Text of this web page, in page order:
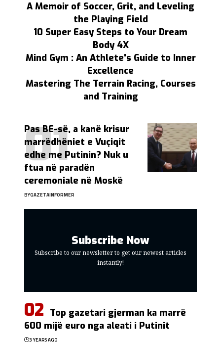
A Memoir of Soccer, Grit, and Leveling
the Playing Field
10 Super Easy Steps to Your Dream
Body 4X
Mind Gym : An Athlete's Guide to Inner
Excellence
Mastering The Terrain Racing, Courses
and Training
Pas BE-së, a kanë krisur
marrëdhëniet e Vuçiqit
edhe me Putinin? Nuk u
ftua në paradën
ceremoniale në Moskë
BYGAZETAINFORMER
Subscribe Now
Subscribe to our newsletter to get our newest articles
instantly!
Top gazetari gjerman ka marrë
600 mijë euro nga aleati i Putinit
3 YEARS AGO